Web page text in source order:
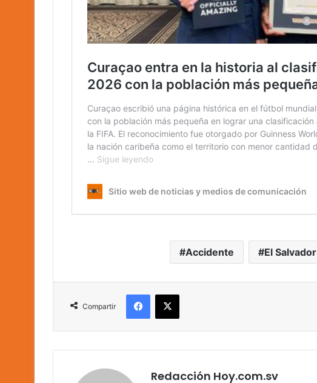
Accidente El Salvador
Compartir
Facebook
X
Redacción Hoy.com.sv